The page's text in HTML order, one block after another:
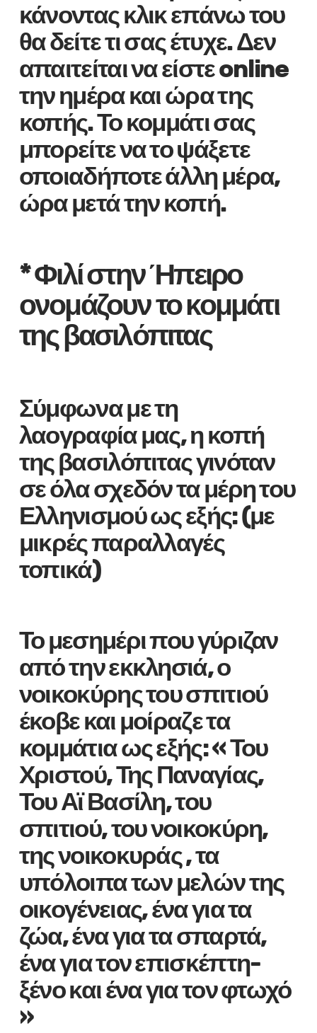
κάνοντας κλικ επάνω του
θα δείτε τι σας έτυχε. Δεν
απαιτείται να είστε online
την ημέρα και ώρα της
κοπής. Το κομμάτι σας
μπορείτε να το ψάξετε
οποιαδήποτε άλλη μέρα,
ώρα μετά την κοπή.
* Φιλί στην Ήπειρο
ονομάζουν το κομμάτι
της βασιλόπιτας
Σύμφωνα με τη
λαογραφία μας, η κοπή
της βασιλόπιτας γινόταν
σε όλα σχεδόν τα μέρη του
Ελληνισμού ως εξής: (με
μικρές παραλλαγές
τοπικά)
Το μεσημέρι που γύριζαν
από την εκκλησιά, ο
νοικοκύρης του σπιτιού
έκοβε και μοίραζε τα
κομμάτια ως εξής: « Του
Χριστού, Της Παναγίας,
Του Αϊ Βασίλη, του
σπιτιού, του νοικοκύρη,
της νοικοκυράς , τα
υπόλοιπα των μελών της
οικογένειας, ένα για τα
ζώα, ένα για τα σπαρτά,
ένα για τον επισκέπτη-
ξένο και ένα για τον φτωχό
»